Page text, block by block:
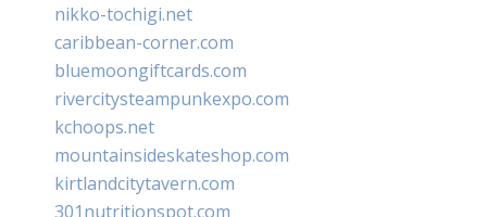
nikko-tochigi.net
caribbean-corner.com
bluemoongiftcards.com
rivercitysteampunkexpo.com
kchoops.net
mountainsideskateshop.com
kirtlandcitytavern.com
301nutritionspot.com